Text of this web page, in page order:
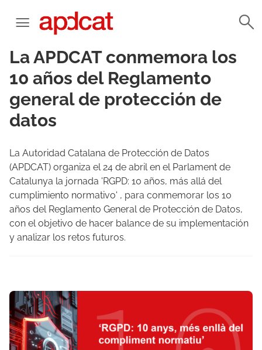
La APDCAT conmemora los
10 años del Reglamento
general de protección de
datos
La Autoridad Catalana de Protección de Datos
(APDCAT) organiza el 24 de abril en el Parlament de
Catalunya la jornada 'RGPD: 10 años, más allá del
cumplimiento normativo' , para conmemorar los 10
años del Reglamento General de Protección de Datos,
con el objetivo de hacer balance de su implementación
y analizar los retos futuros.